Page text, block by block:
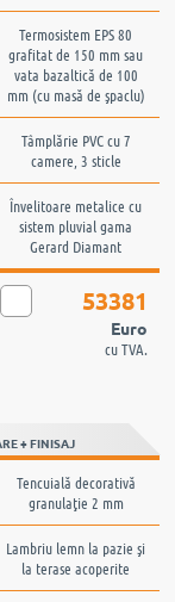
Termosistem EPS 80
grafitat de 150 mm sau
vata bazaltică de 100
mm (cu masă de şpaclu)
Tâmplărie PVC cu 7
camere, 3 sticle
Învelitoare metalice cu
sistem pluvial gama
Gerard Diamant
53381
Euro
cu TVA.
+ FINISAJ
Tencuială decorativă
granulaţie 2 mm
Lambriu lemn la pazie şi
la terase acoperite